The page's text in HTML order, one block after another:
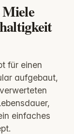
für einen
aufgebaut,
einfaches